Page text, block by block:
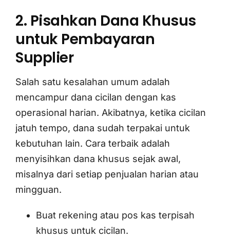
2. Pisahkan Dana Khusus
untuk Pembayaran
Supplier
Salah satu kesalahan umum adalah
mencampur dana cicilan dengan kas
operasional harian. Akibatnya, ketika cicilan
jatuh tempo, dana sudah terpakai untuk
kebutuhan lain. Cara terbaik adalah
menyisihkan dana khusus sejak awal,
misalnya dari setiap penjualan harian atau
mingguan.
Buat rekening atau pos kas terpisah
khusus untuk cicilan.